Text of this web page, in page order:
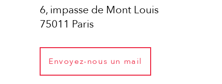
6, impasse de Mont Louis
75011 Paris
Envoyez-nous un mail